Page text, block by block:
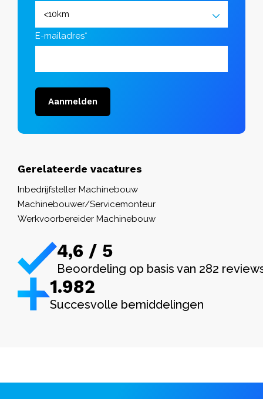
E-mailadres*
Aanmelden
Gerelateerde vacatures
Inbedrijfsteller Machinebouw
Machinebouwer/Servicemonteur
Werkvoorbereider Machinebouw
4,6 / 5
Beoordeling op basis van 282
1.982
Succesvolle bemiddelingen